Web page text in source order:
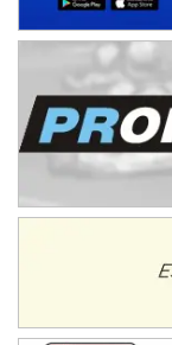
Juan Navarro (Asfalto)
El Timbó (Tucumán)